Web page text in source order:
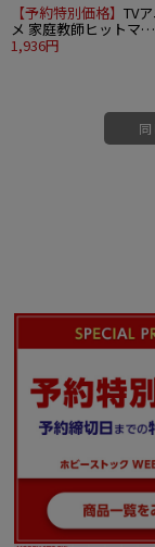
【予約特別価格】 TV
メ 家庭教師ヒットマン
REBORN! ちみけもます
1,936円